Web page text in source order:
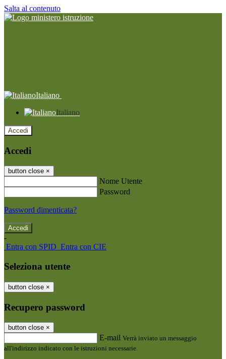
Salta al contenuto
Italiano
Italiano
Accedi
Accedi
button close ×
Nome Utente
Password
Password dimenticata?
-
Entra con SPID Entra con CIE
Seleziona utente
button close ×
Recupero password
button close ×
E-mail Verrà inviato un messaggio
all'indirizzo indicato con le istruzioni necessarie.